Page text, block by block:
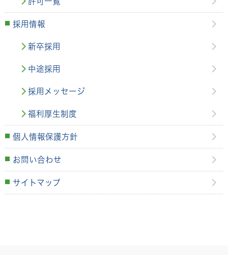
採用情報
新卒採用
中途採用
採用メッセージ
福利厚生制度
個人情報保護方針
お問い合わせ
サイトマップ